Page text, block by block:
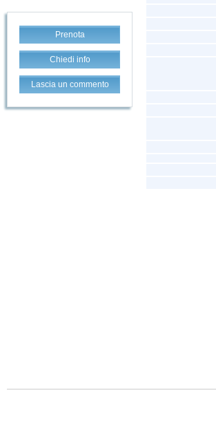
Prenota
Chiedi info
Lascia un commento